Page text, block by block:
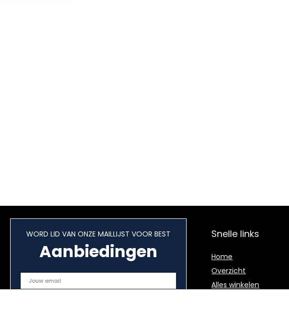
WORD LID VAN ONZE MAILLIJST VOOR BEST
Aanbiedingen
Snelle links
Home
Overzicht
Alles winkelen